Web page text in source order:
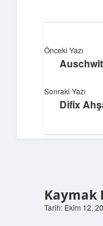
Kaymak
Tarih: Ekim 12,
Önceki Yazı
Sonraki Yazı
Difix